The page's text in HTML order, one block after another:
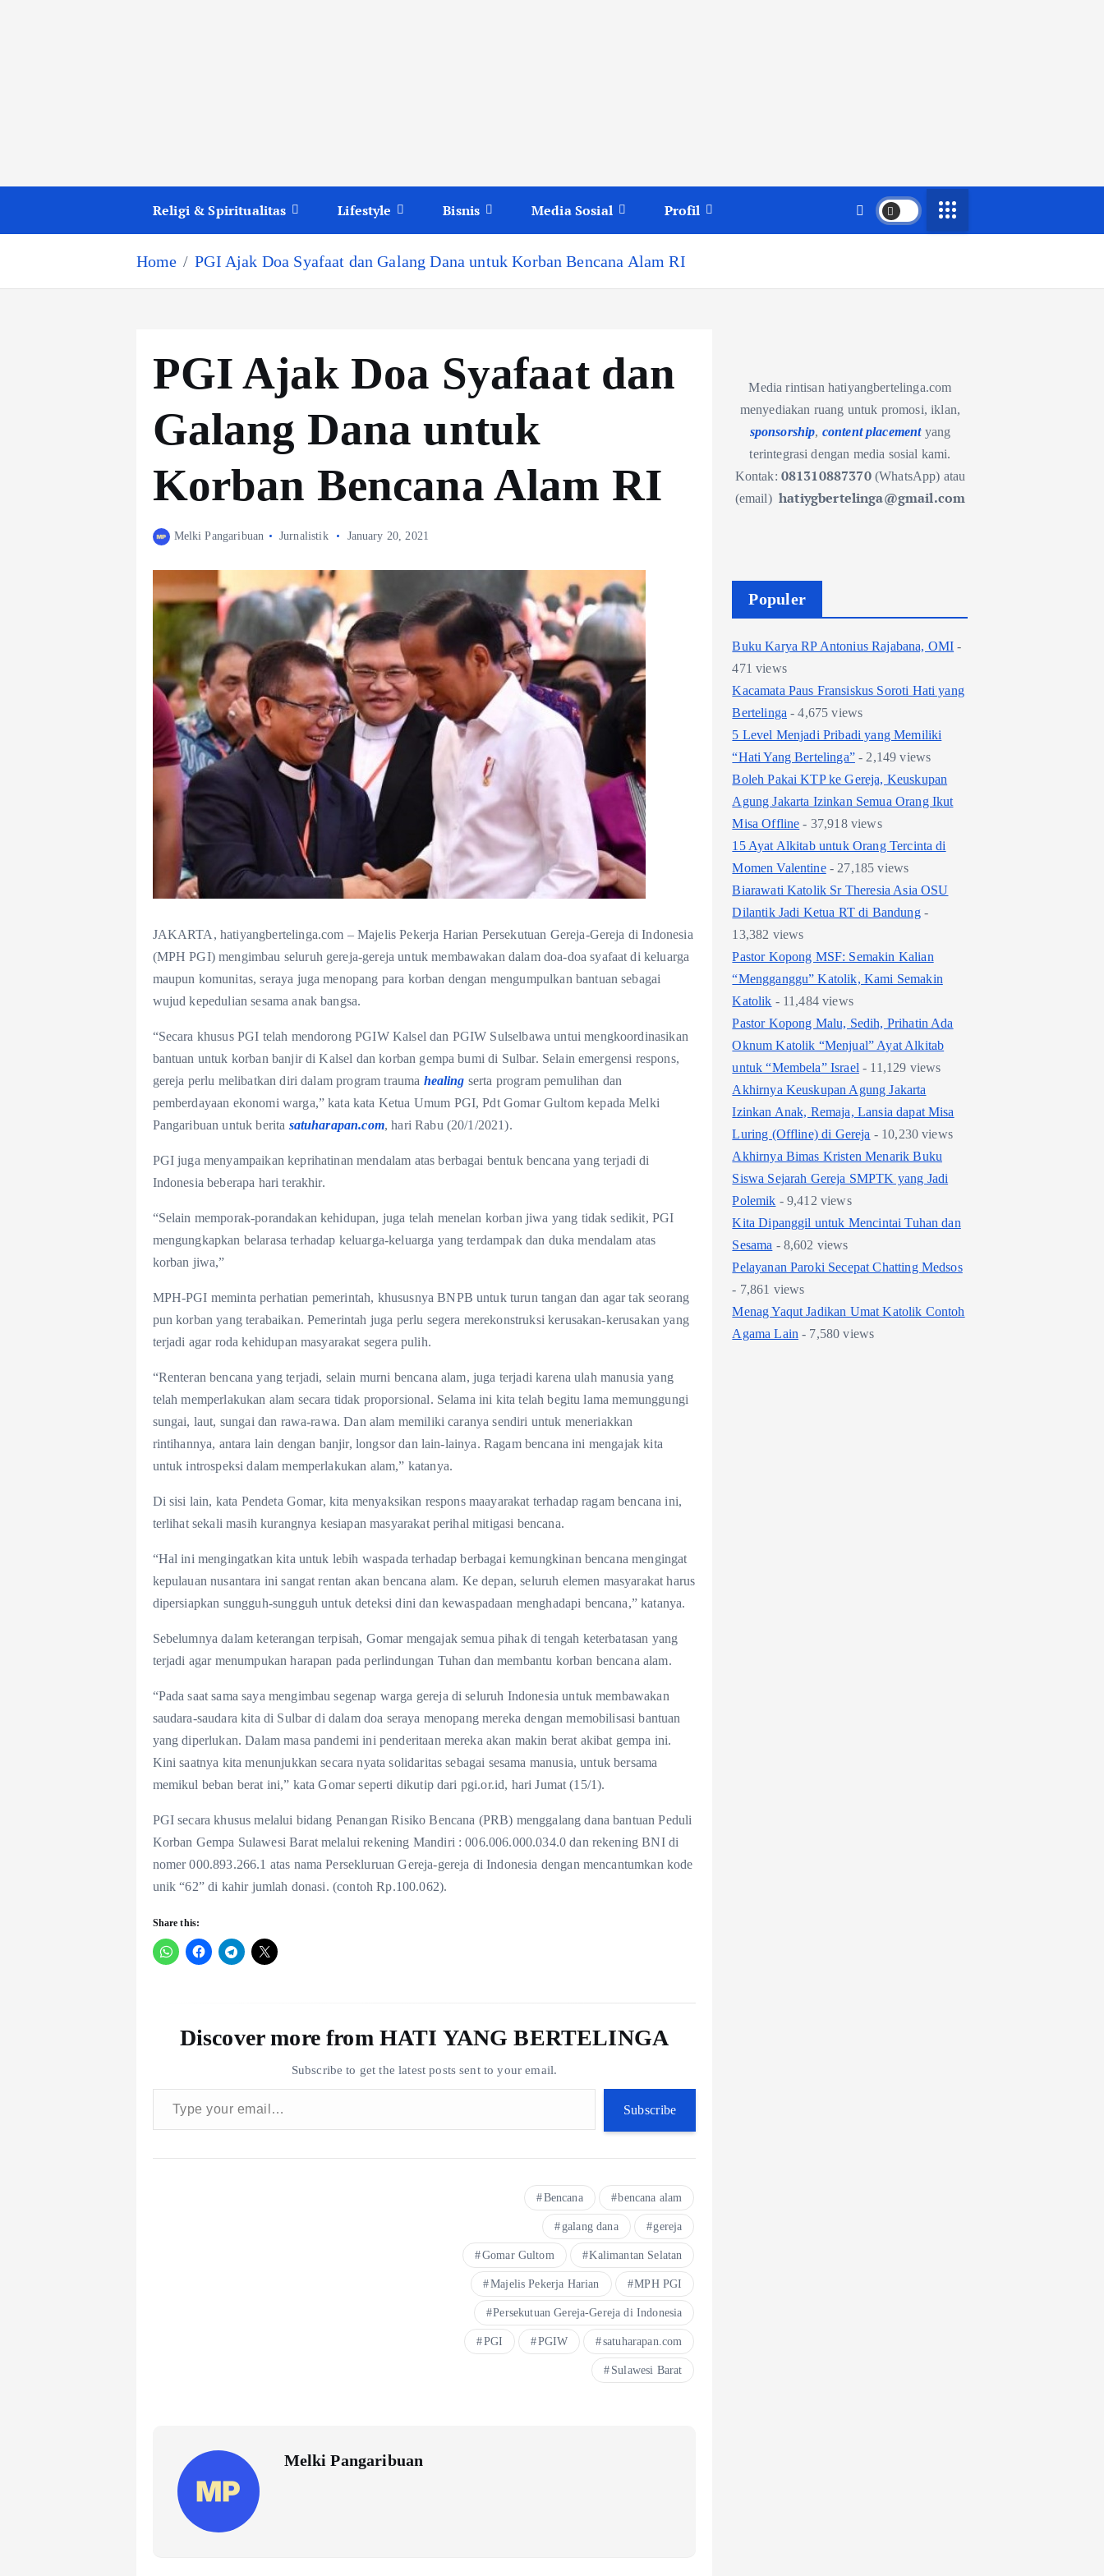
Religi & Spiritualitas Lifestyle Bisnis Media Sosial Profil
Home PGI Ajak Doa Syafaat dan Galang Dana untuk Korban Bencana Alam RI
PGI Ajak Doa Syafaat dan
Galang Dana untuk
Korban Bencana Alam RI
Melki Pangaribuan Jurnalistik January 20, 2021
JAKARTA, hatiyangbertelinga.com – Majelis Pekerja Harian Persekutuan Gereja-Gereja di Indonesia
(MPH PGI) mengimbau seluruh gereja-gereja untuk membawakan dalam doa-doa syafaat di keluarga
maupun komunitas, seraya juga menopang para korban dengan mengumpulkan bantuan sebagai
wujud kepedulian sesama anak bangsa.
“Secara khusus PGI telah mendorong PGIW Kalsel dan PGIW Sulselbawa untui mengkoordinasikan
bantuan untuk korban banjir di Kalsel dan korban gempa bumi di Sulbar. Selain emergensi respons,
gereja perlu melibatkan diri dalam program trauma healing serta program pemulihan dan
pemberdayaan ekonomi warga,” kata kata Ketua Umum PGI, Pdt Gomar Gultom kepada Melki
Pangaribuan untuk berita satuharapan.com, hari Rabu (20/1/2021).
PGI juga menyampaikan keprihatinan mendalam atas berbagai bentuk bencana yang terjadi di
Indonesia beberapa hari terakhir.
“Selain memporak-porandakan kehidupan, juga telah menelan korban jiwa yang tidak sedikit, PGI
mengungkapkan belarasa terhadap keluarga-keluarga yang terdampak dan duka mendalam atas
korban jiwa,”
MPH-PGI meminta perhatian pemerintah, khususnya BNPB untuk turun tangan dan agar tak seorang
pun korban yang terabaikan. Pemerintah juga perlu segera merekonstruksi kerusakan-kerusakan yang
terjadi agar roda kehidupan masyarakat segera pulih.
“Renteran bencana yang terjadi, selain murni bencana alam, juga terjadi karena ulah manusia yang
telah memperlakukan alam secara tidak proporsional. Selama ini kita telah begitu lama memunggungi
sungai, laut, sungai dan rawa-rawa. Dan alam memiliki caranya sendiri untuk meneriakkan
rintihannya, antara lain dengan banjir, longsor dan lain-lainya. Ragam bencana ini mengajak kita
untuk introspeksi dalam memperlakukan alam,” katanya.
Di sisi lain, kata Pendeta Gomar, kita menyaksikan respons maayarakat terhadap ragam bencana ini,
terlihat sekali masih kurangnya kesiapan masyarakat perihal mitigasi bencana.
“Hal ini mengingatkan kita untuk lebih waspada terhadap berbagai kemungkinan bencana mengingat
kepulauan nusantara ini sangat rentan akan bencana alam. Ke depan, seluruh elemen masyarakat harus
dipersiapkan sungguh-sungguh untuk deteksi dini dan kewaspadaan menghadapi bencana,” katanya.
Sebelumnya dalam keterangan terpisah, Gomar mengajak semua pihak di tengah keterbatasan yang
terjadi agar menumpukan harapan pada perlindungan Tuhan dan membantu korban bencana alam.
“Pada saat sama saya mengimbau segenap warga gereja di seluruh Indonesia untuk membawakan
saudara-saudara kita di Sulbar di dalam doa seraya menopang mereka dengan memobilisasi bantuan
yang diperlukan. Dalam masa pandemi ini penderitaan mereka akan makin berat akibat gempa ini.
Kini saatnya kita menunjukkan secara nyata solidaritas sebagai sesama manusia, untuk bersama
memikul beban berat ini,” kata Gomar seperti dikutip dari pgi.or.id, hari Jumat (15/1).
PGI secara khusus melalui bidang Penangan Risiko Bencana (PRB) menggalang dana bantuan Peduli
Korban Gempa Sulawesi Barat melalui rekening Mandiri : 006.006.000.034.0 dan rekening BNI di
nomer 000.893.266.1 atas nama Persekluruan Gereja-gereja di Indonesia dengan mencantumkan kode
unik “62” di kahir jumlah donasi. (contoh Rp.100.062).
Share this:
Discover more from HATI YANG BERTELINGA
Subscribe to get the latest posts sent to your email.
Type your email…
Subscribe
Bencana bencana alam
galang dana gereja
Gomar Gultom Kalimantan Selatan
Majelis Pekerja Harian MPH PGI
Persekutuan Gereja-Gereja di Indonesia
PGI PGIW satuharapan.com
Sulawesi Barat
Melki Pangaribuan
Media rintisan hatiyangbertelinga.com
menyediakan ruang untuk promosi, iklan,
sponsorship, content placementyang
terintegrasi dengan media sosial kami.
Kontak: 081310887370 (WhatsApp) atau
(email)hatiygbertelinga@gmail.com
Populer
Buku Karya RP Antonius Rajabana, OMI -
471 views
Kacamata Paus Fransiskus Soroti Hati yang
Bertelinga - 4,675 views
5 Level Menjadi Pribadi yang Memiliki
“Hati Yang Bertelinga”- 2,149 views
Boleh Pakai KTP ke Gereja, Keuskupan
Agung Jakarta Izinkan Semua Orang Ikut
Misa Offline - 37,918 views
15 Ayat Alkitab untuk Orang Tercinta di
Momen Valentine- 27,185 views
Biarawati Katolik Sr Theresia Asia OSU
Dilantik Jadi Ketua RT di Bandung-
13,382 views
Pastor Kopong MSF: Semakin Kalian
“Mengganggu” Katolik, Kami Semakin
Katolik - 11,484 views
Pastor Kopong Malu, Sedih, Prihatin Ada
Oknum Katolik “Menjual” Ayat Alkitab
untuk “Membela” Israel - 11,129 views
Akhirnya Keuskupan Agung Jakarta
Izinkan Anak, Remaja, Lansia dapat Misa
Luring (Offline) di Gereja - 10,230 views
Akhirnya Bimas Kristen Menarik Buku
Siswa Sejarah Gereja SMPTK yang Jadi
Polemik - 9,412 views
Kita Dipanggil untuk Mencintai Tuhan dan
Sesama - 8,602 views
Pelayanan Paroki Secepat Chatting Medsos
- 7,861 views
Menag Yaqut Jadikan Umat Katolik Contoh
Agama Lain - 7,580 views